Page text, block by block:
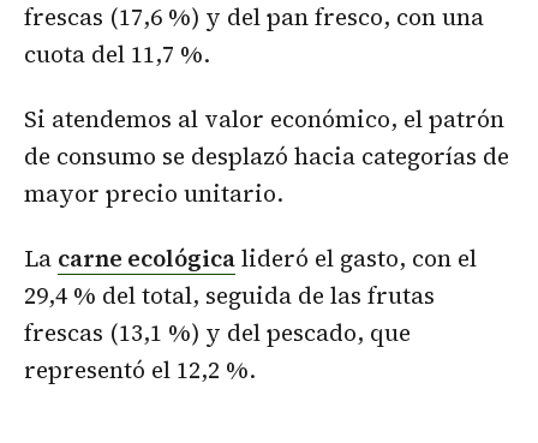
frescas (17,6 %) y del pan fresco, con una
cuota del 11,7 %.
Si atendemos al valor económico, el patrón
de consumo se desplazó hacia categorías de
mayor precio unitario.
La carne ecológicalideró el gasto, con el
29,4 % del total, seguida de las frutas
frescas (13,1 %) y del pescado, que
representó el 12,2 %.